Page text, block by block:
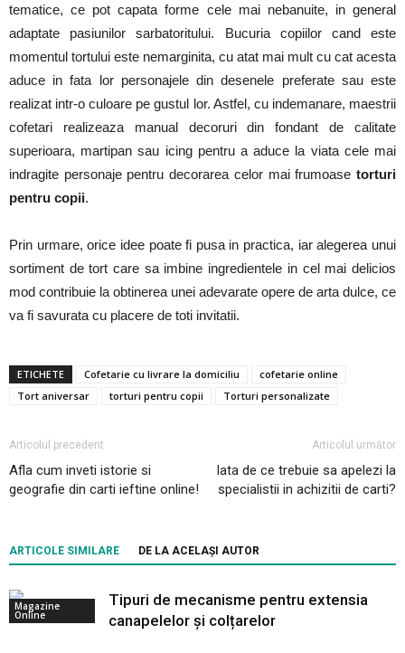
tematice, ce pot capata forme cele mai nebanuite, in general
adaptate pasiunilor sarbatoritului. Bucuria copiilor cand este
momentul tortului este nemarginita, cu atat mai mult cu cat acesta
aduce in fata lor personajele din desenele preferate sau este
realizat intr-o culoare pe gustul lor. Astfel, cu indemanare, maestrii
cofetari realizeaza manual decoruri din fondant de calitate
superioara, martipan sau icing pentru a aduce la viata cele mai
indragite personaje pentru decorarea celor mai frumoase torturi
pentru copii.
Prin urmare, orice idee poate fi pusa in practica, iar alegerea unui
sortiment de tort care sa imbine ingredientele in cel mai delicios
mod contribuie la obtinerea unei adevarate opere de arta dulce, ce
va fi savurata cu placere de toti invitatii.
ETICHETE Cofetarie cu livrare la domiciliu
cofetarie online
Tort aniversar
torturi pentru copii Torturi personalizate
Articolul precedent
Afla cum inveti istorie si
geografie din carti ieftine online!
Articolul următor
Iata de ce trebuie sa apelezi la
specialistii in achizitii de carti?
ARTICOLE SIMILARE DE LA ACELAȘI AUTOR
Magazine
Online
Tipuri de mecanisme pentru extensia
canapelelor și colțarelor